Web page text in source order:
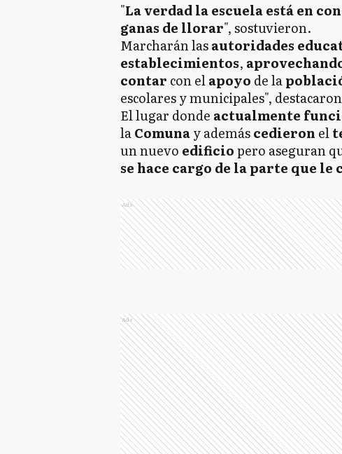
"La verdad la escuela está en
ganas de llorar", sostuvieron.
Marcharán lasautoridades
establecimientos,
contar con elapoyo de la
escolares y municipales",
El lugar donde actualmente
laComunay ademáscedieron el
un nuevo edificiopero aseguran
se hace cargo de la parte que le
Ads
Ads